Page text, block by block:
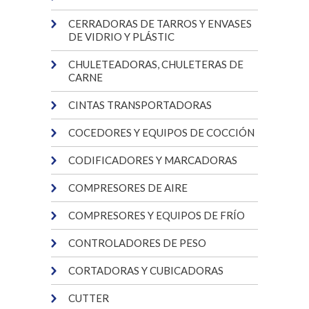
CERRADORAS DE TARROS Y ENVASES
DE VIDRIO Y PLÁSTIC
CHULETEADORAS, CHULETERAS DE
CARNE
CINTAS TRANSPORTADORAS
COCEDORES Y EQUIPOS DE COCCIÓN
CODIFICADORES Y MARCADORAS
COMPRESORES DE AIRE
COMPRESORES Y EQUIPOS DE FRÍO
CONTROLADORES DE PESO
CORTADORAS Y CUBICADORAS
CUTTER